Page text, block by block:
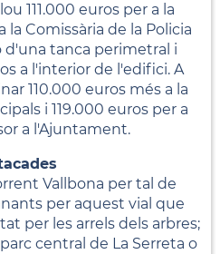
111.000 euros per a la
Comissària de la Policia
d'una tanca perimetral i
a l'interior de l'edifici. A
110.000 euros més a la
i 119.000 euros per a
a l'Ajuntament.
Vallbona per tal de
per aquest vial que
per les arrels dels arbres;
central de La Serreta o